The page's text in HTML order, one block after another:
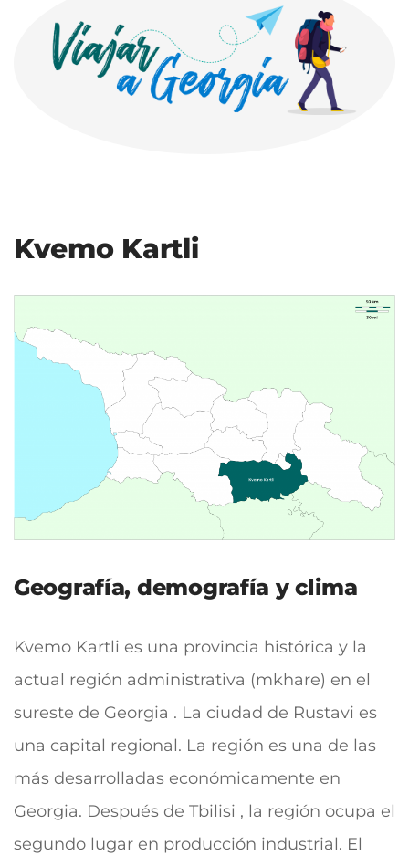
Kvemo Kartli
Geografía, demografía y clima
Kvemo Kartli es una provincia histórica y la
actual región administrativa (mkhare) en el
sureste de Georgia . La ciudad de Rustavi es
una capital regional. La región es una de las
más desarrolladas económicamente en
Georgia. Después de Tbilisi , la región ocupa el
segundo lugar en producción industrial. El